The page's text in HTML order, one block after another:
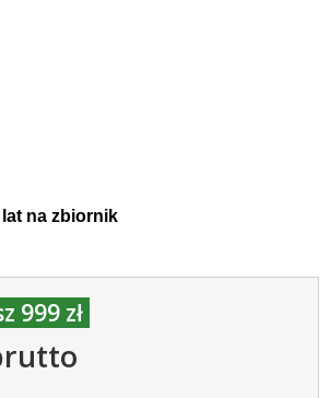
na zbiornik
999 zł